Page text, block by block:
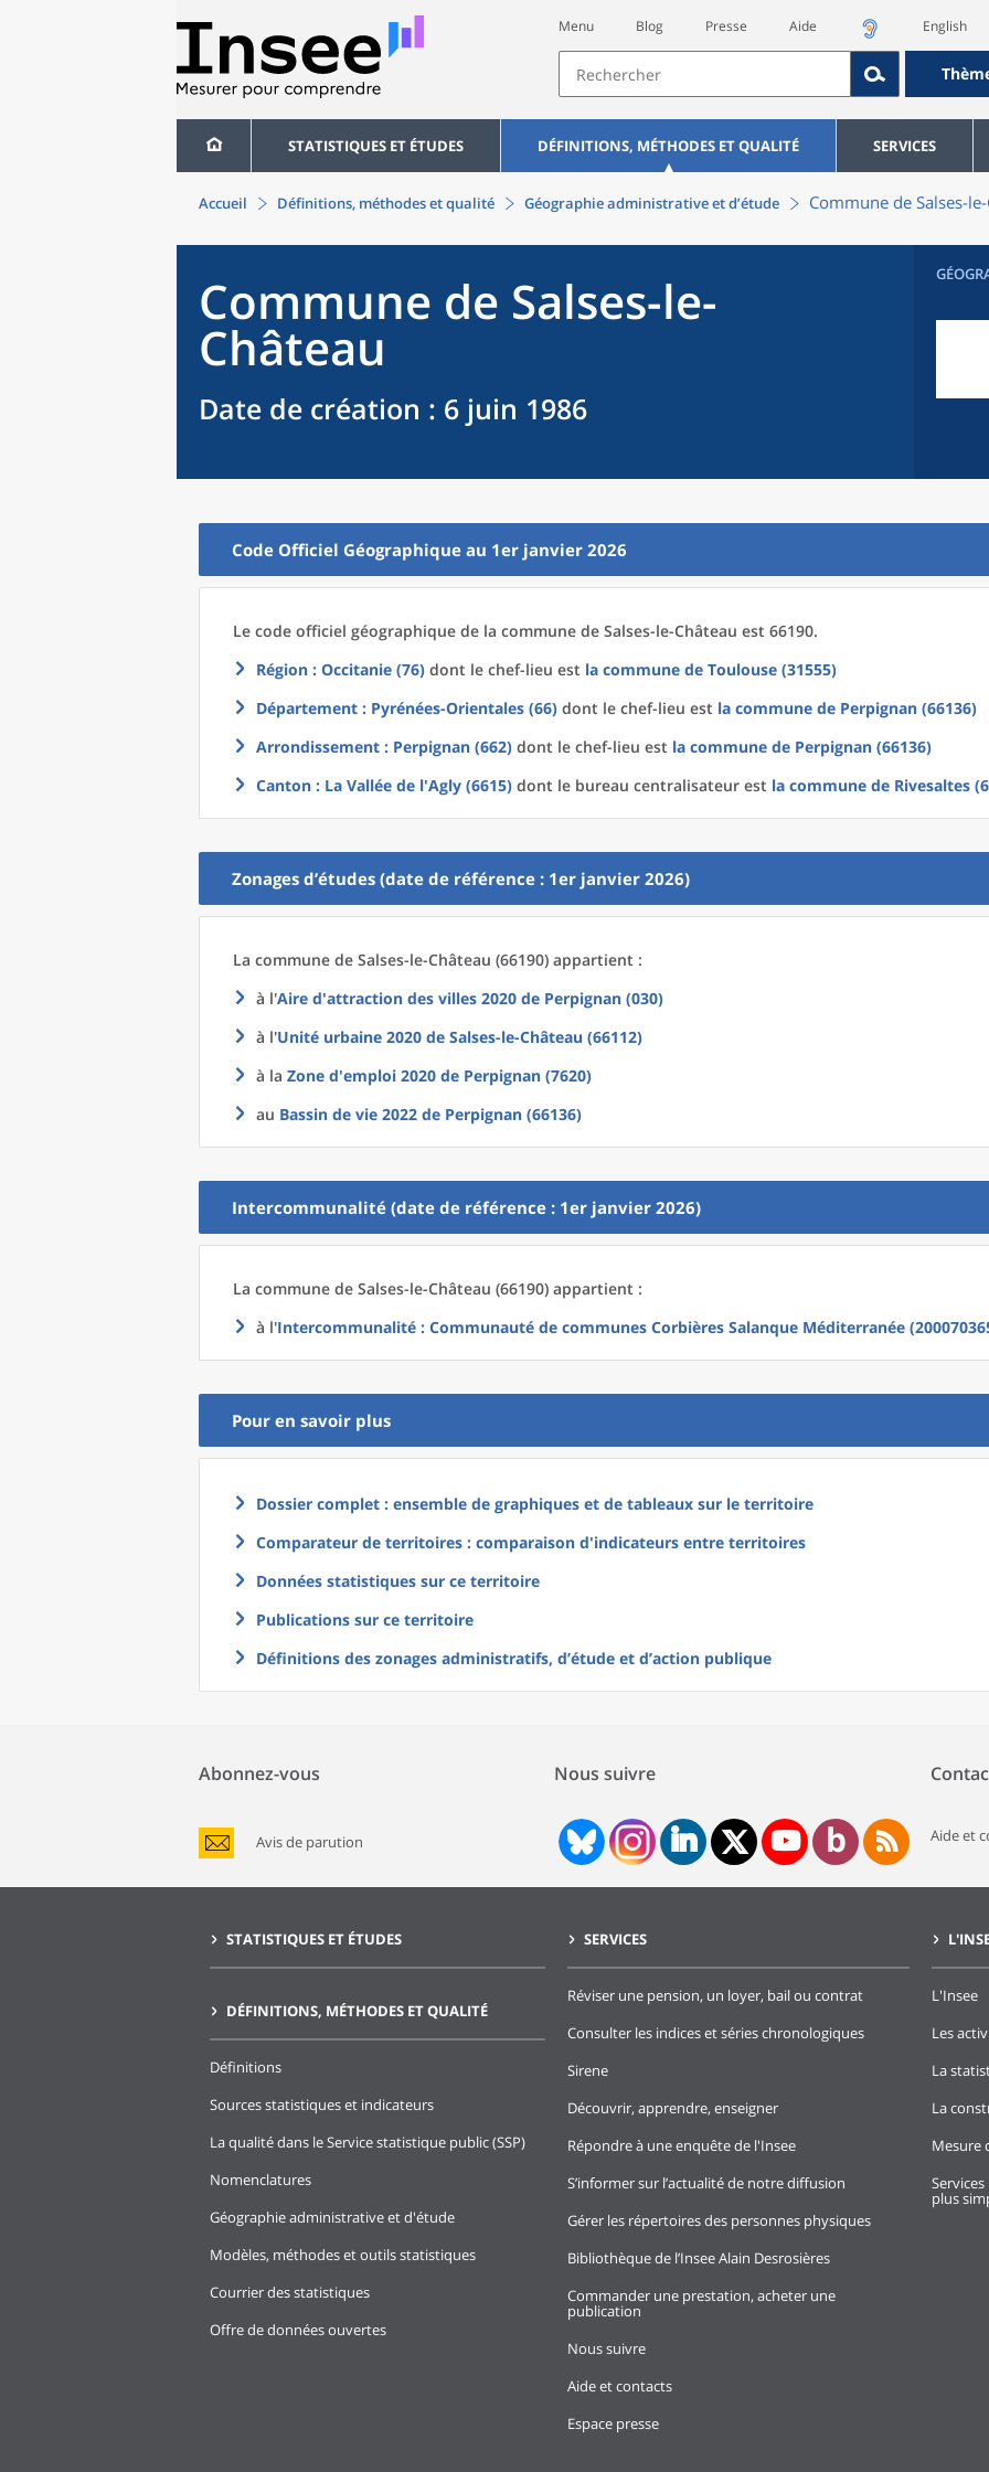
Menu Blog Presse Aide English
STATISTIQUES ET ÉTUDES DÉFINITIONS, MÉTHODES ET QUALITÉ SERVICES
Accueil Définitions, méthodes et qualité Géographie administrative et d’étude Commune de Salses-
Commune de Salses-le-
Château
Date de création : 6 juin 1986
Code Officiel Géographique au 1er janvier 2026
Le code officiel géographique de la commune de Salses-le-Château est 66190.
Région : Occitanie (76) dont le chef-lieu est la commune de Toulouse (31555)
Département : Pyrénées-Orientales (66) dont le chef-lieu est la commune de Perpignan (66136)
Arrondissement : Perpignan (662) dont le chef-lieu est la commune de Perpignan (66136)
Canton : La Vallée de l'Agly (6615) dont le bureau centralisateur est la commune de Rivesaltes
Zonages d’études (date de référence : 1er janvier 2026)
La commune de Salses-le-Château (66190) appartient :
à l'Aire d'attraction des villes 2020 de Perpignan (030)
à l'Unité urbaine 2020 de Salses-le-Château (66112)
à la Zone d'emploi 2020 de Perpignan (7620)
au Bassin de vie 2022 de Perpignan (66136)
Intercommunalité (date de référence : 1er janvier 2026)
La commune de Salses-le-Château (66190) appartient :
à l'Intercommunalité : Communauté de communes Corbières Salanque Méditerranée
Pour en savoir plus
Dossier complet : ensemble de graphiques et de tableaux sur le territoire
Comparateur de territoires : comparaison d'indicateurs entre territoires
Données statistiques sur ce territoire
Publications sur ce territoire
Définitions des zonages administratifs, d’étude et d’action publique
Abonnez-vous
Avis de parution
Nous suivre
Aide et
STATISTIQUES ET ÉTUDES
DÉFINITIONS, MÉTHODES ET QUALITÉ
Définitions
Sources statistiques et indicateurs
La qualité dans le Service statistique public (SSP)
Nomenclatures
Géographie administrative et d'étude
Modèles, méthodes et outils statistiques
Courrier des statistiques
Offre de données ouvertes
SERVICES
Réviser une pension, un loyer, bail ou contrat
Consulter les indices et séries chronologiques
Sirene
Découvrir, apprendre, enseigner
Répondre à une enquête de l'Insee
S’informer sur l’actualité de notre diffusion
Gérer les répertoires des personnes physiques
Bibliothèque de l’Insee Alain Desrosières
Commander une prestation, acheter une
publication
Nous suivre
Aide et contacts
Espace presse
L'Insee
Les
La
La
Mesure
plus